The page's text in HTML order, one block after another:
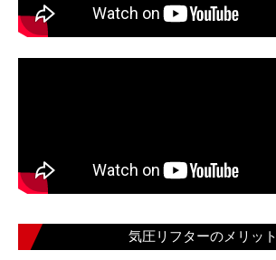
気圧リフターのメリット